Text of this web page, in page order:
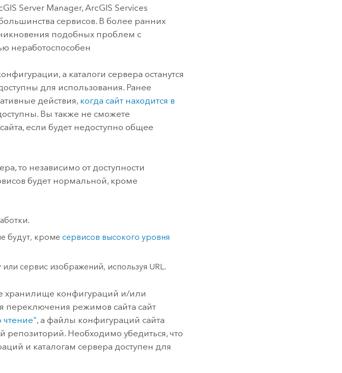
Server Manager, ArcGIS Services
сервисов. В более ранних
подобных проблем с
неработоспособен
а каталоги сервера останутся
для использования. Ранее
действия, когда сайт находится в
Вы также не сможете
если будет недоступно общее
то независимо от доступности
будет нормальной, кроме
будут, кроме сервисов высокого уровня
сервис изображений, используя URL.
хранилище конфигураций и/или
переключения режимов сайта сайт
чтение", а файлы конфигураций сайта
репозиторий. Необходимо убедиться, что
и каталогам сервера доступен для